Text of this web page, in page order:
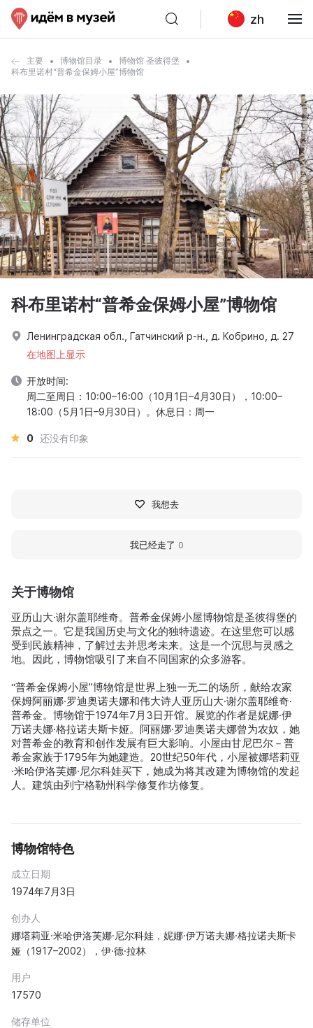
zh
主要 博物馆目录
博物馆 圣彼得堡
科布里诺村“普希金保姆小屋”博物馆
关于博物馆
亚历山大·谢尔盖耶维奇。普希金保姆小屋博物馆是圣彼得堡的
景点之一。它是我国历史与文化的独特遗迹。在这里您可以感
受到民族精神，了解过去并思考未来。这是一个沉思与灵感之
地。因此，博物馆吸引了来自不同国家的众多游客。
“普希金保姆小屋”博物馆是世界上独一无二的场所，献给农家
保姆阿丽娜·罗迪奥诺夫娜和伟大诗人亚历山大·谢尔盖耶维奇·
普希金。博物馆于1974年7月3日开馆。展览的作者是妮娜·伊
万诺夫娜·格拉诺夫斯卡娅。阿丽娜·罗迪奥诺夫娜曾为农奴，她
对普希金的教育和创作发展有巨大影响。小屋由甘尼巴尔－普
希金家族于1795年为她建造。20世纪50年代，小屋被娜塔莉亚
·米哈伊洛芙娜·尼尔科娃买下，她成为将其改建为博物馆的发起
人。建筑由列宁格勒州科学修复作坊修复。
博物馆特色
成立日期
1974年7月3日
创办人
娜塔莉亚·米哈伊洛芙娜·尼尔科娃，妮娜·伊万诺夫娜·格拉诺夫斯卡
娅（1917–2002），伊·德·拉林
用户
17570
储存单位
科布里诺村“普希金保姆小屋”博物馆
Ленинградская обл., Гатчинский р-н., д. Кобрино, д. 27
在地图上显示
开放时间:
周二至周日：10:00–16:00（10月1日–4月30日），10:00–
18:00（5月1日–9月30日）。休息日：周一
0 还没有印象
我想去
我已经走了 0